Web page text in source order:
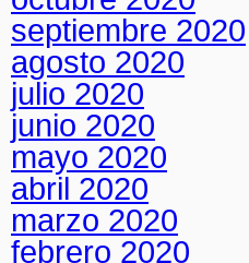
septiembre 2020
agosto 2020
julio 2020
junio 2020
mayo 2020
abril 2020
marzo 2020
febrero 2020